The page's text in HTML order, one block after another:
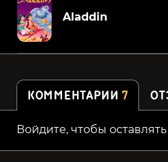
Aladdin
КОММЕНТАРИИ 7
Войдите, чтобы